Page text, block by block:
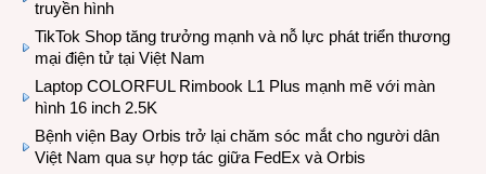
truyền hình
TikTok Shop tăng trưởng mạnh và nỗ lực phát triển thương
mại điện tử tại Việt Nam
Laptop COLORFUL Rimbook L1 Plus mạnh mẽ với màn
hình 16 inch 2.5K
Bệnh viện Bay Orbis trở lại chăm sóc mắt cho người dân
Việt Nam qua sự hợp tác giữa FedEx và Orbis